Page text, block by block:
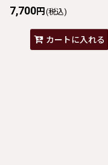
7,700円 (税込)
カートに入れる